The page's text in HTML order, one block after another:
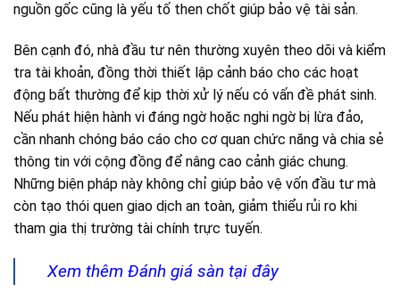
nguồn gốc cũng là yếu tố then chốt giúp bảo vệ tài sản.
Bên cạnh đó, nhà đầu tư nên thường xuyên theo dõi và kiểm
tra tài khoản, đồng thời thiết lập cảnh báo cho các hoạt
động bất thường để kịp thời xử lý nếu có vấn đề phát sinh.
Nếu phát hiện hành vi đáng ngờ hoặc nghi ngờ bị lừa đảo,
cần nhanh chóng báo cáo cho cơ quan chức năng và chia sẻ
thông tin với cộng đồng để nâng cao cảnh giác chung.
Những biện pháp này không chỉ giúp bảo vệ vốn đầu tư mà
còn tạo thói quen giao dịch an toàn, giảm thiểu rủi ro khi
tham gia thị trường tài chính trực tuyến.
Xem thêm Đánh giá sàn tại đây